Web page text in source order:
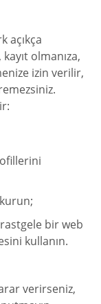
açıkça
olmanıza,
izin verilir,
bir web
kullanın.
verirseniz,